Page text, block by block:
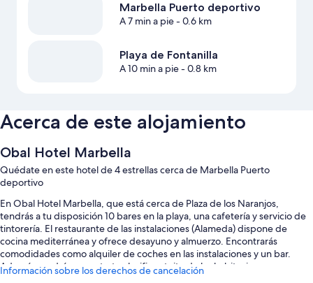
Marbella Puerto deportivo
A 7 min a pie- 0.6 km
Playa de Fontanilla
A 10 min a pie- 0.8 km
Acerca de este alojamiento
Obal Hotel Marbella
Quédate en este hotel de 4 estrellas cerca de Marbella Puerto
deportivo
En Obal Hotel Marbella, que está cerca de Plaza de los Naranjos,
tendrás a tu disposición 10 bares en la playa, una cafetería y servicio de
tintorería. El restaurante de las instalaciones (Alameda) dispone de
cocina mediterránea y ofrece desayuno y almuerzo. Encontrarás
comodidades como alquiler de coches en las instalaciones y un bar.
Además, podrás conectarte al wifi gratuito de las habitaciones.
Información sobre los derechos de cancelación